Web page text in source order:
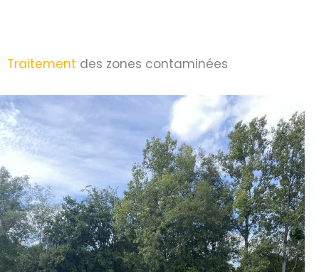
Traitement des zones contaminées